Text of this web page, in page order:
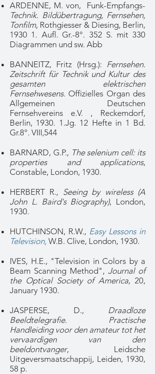
ARDENNE, M. von, Funk-Empfangs-
Technik. Bildübertragung, Fernsehen,
Tonfilm, Rothgiesser & Diesing, Berlin,
1930 1. Aufl. Gr.-8°. 352 S. mit 330
Diagrammen und sw. Abb
BANNEITZ, Fritz (Hrsg.): Fernsehen.
Zeitschrift für Technik und Kultur des
gesamten elektrischen
Fernsehwesens. Offizielles Organ des
Allgemeinen Deutschen
Fernsehvereins e.V. , Reckemdorf,
Berlin, 1930. 1.Jg. 12 Hefte in 1 Bd.
Gr.8°. VIII,544
BARNARD, G.P., The selenium cell: its
properties and applications,
Constable, London, 1930.
HERBERT R., Seeing by wireless (A
John L. Baird's Biography), London,
1930.
HUTCHINSON, R.W., Easy Lessons in
Television, W.B. Clive, London, 1930.
IVES, H.E., "Television in Colors by a
Beam Scanning Method", Journal of
the Optical Society of America, 20,
January 1930.
JASPERSE, D., Draadloze
Beeldtelegrafie. Practische
Handleiding voor den amateur tot het
vervaardigen van den
beeldontvanger, Leidsche
Uitgeversmaatschappij, Leiden, 1930,
58 p.